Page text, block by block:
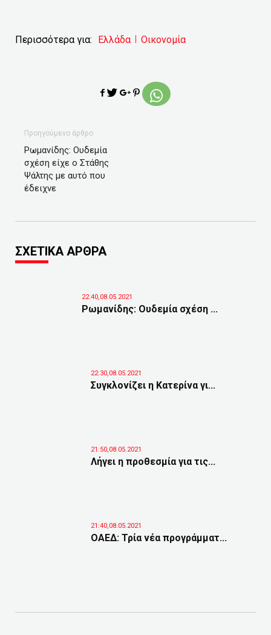
Περισσότερα για: Ελλάδα Οικονομία
Προηγούμενο άρθρο
Ρωμανίδης: Ουδεμία
σχέση είχε ο Στάθης
Ψάλτης με αυτό που
έδειχνε
ΣΧΕΤΙΚΑ ΑΡΘΡΑ
22:40,08.05.2021
Ρωμανίδης: Ουδεμία σχέση ...
22:30,08.05.2021
Συγκλονίζει η Κατερίνα γι...
21:50,08.05.2021
Λήγει η προθεσμία για τις...
21:40,08.05.2021
ΟΑΕΔ: Τρία νέα προγράμματ...